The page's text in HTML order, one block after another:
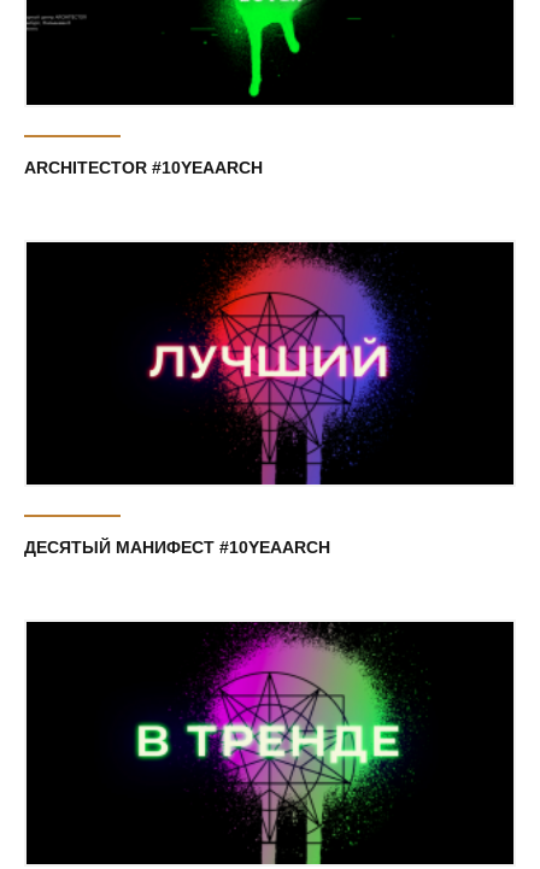
ARCHITECTOR #10YEAARCH
ДЕСЯТЫЙ МАНИФЕСТ #10YEAARCH